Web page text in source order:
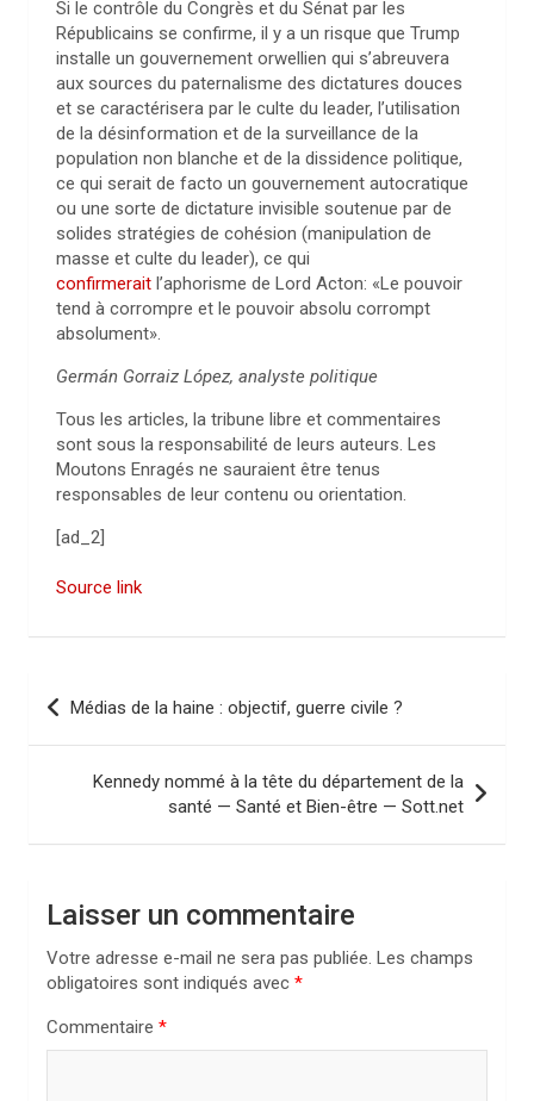
Si le contrôle du Congrès et du Sénat par les
Républicains se confirme, il y a un risque que Trump
installe un gouvernement orwellien qui s’abreuvera
aux sources du paternalisme des dictatures douces
et se caractérisera par le culte du leader, l’utilisation
de la désinformation et de la surveillance de la
population non blanche et de la dissidence politique,
ce qui serait de facto un gouvernement autocratique
ou une sorte de dictature invisible soutenue par de
solides stratégies de cohésion (manipulation de
masse et culte du leader), ce qui
confirmerait l’aphorisme de Lord Acton: «Le pouvoir
tend à corrompre et le pouvoir absolu corrompt
absolument».
Germán Gorraiz López, analyste politique
Tous les articles, la tribune libre et commentaires
sont sous la responsabilité de leurs auteurs. Les
Moutons Enragés ne sauraient être tenus
responsables de leur contenu ou orientation.
[ad_2]
Source link
g
Médias de la haine : objectif, guerre civile ?
Kennedy nommé à la tête du département de la
santé — Santé et Bien-être — Sott.net
Laisser un commentaire
Votre adresse e-mail ne sera pas publiée. Les champs
obligatoires sont indiqués avec *
Commentaire *